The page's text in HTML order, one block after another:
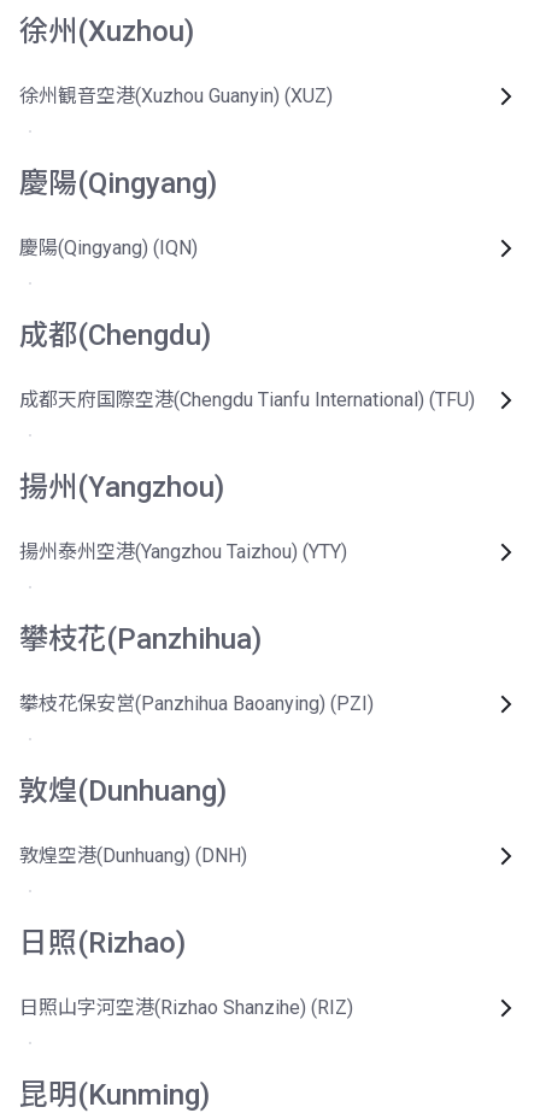
徐州(Xuzhou)
徐州観音空港(Xuzhou Guanyin) (XUZ)
慶陽(Qingyang)
慶陽(Qingyang) (IQN)
成都(Chengdu)
成都天府国際空港(Chengdu Tianfu International) (TFU)
揚州(Yangzhou)
揚州泰州空港(Yangzhou Taizhou) (YTY)
攀枝花(Panzhihua)
攀枝花保安営(Panzhihua Baoanying) (PZI)
敦煌(Dunhuang)
敦煌空港(Dunhuang) (DNH)
日照(Rizhao)
日照山字河空港(Rizhao Shanzihe) (RIZ)
昆明(Kunming)